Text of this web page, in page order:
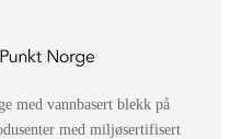
med vannbasert blekk på
med miljøsertifisert